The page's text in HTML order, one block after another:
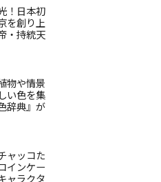
！日本初
を創り上
・持統天
物や情景
い色を集
辞典』が
ャッコた
インケー
ャラクタ